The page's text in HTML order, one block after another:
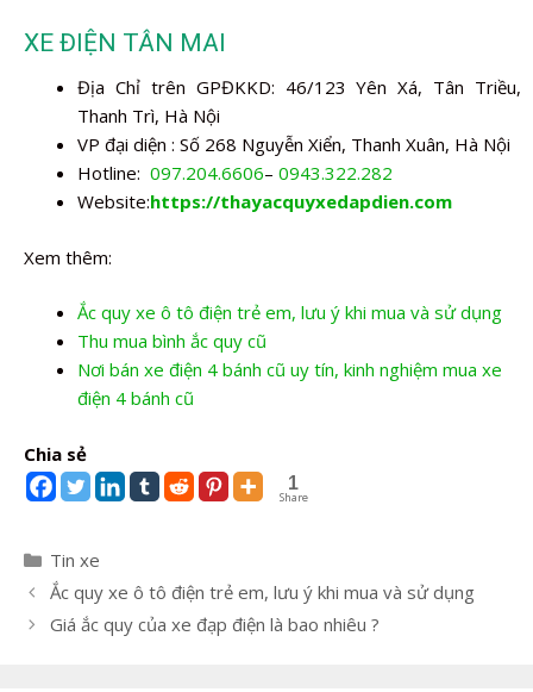
XE ĐIỆN TÂN MAI
Địa Chỉ trên GPĐKKD: 46/123 Yên Xá, Tân Triều,
Thanh Trì, Hà Nội
VP đại diện : Số 268 Nguyễn Xiển, Thanh Xuân, Hà Nội
Hotline: 097.204.6606– 0943.322.282
Website:https://thayacquyxedapdien.com
Xem thêm:
Ắc quy xe ô tô điện trẻ em, lưu ý khi mua và sử dụng
Thu mua bình ắc quy cũ
Nơi bán xe điện 4 bánh cũ uy tín, kinh nghiệm mua xe
điện 4 bánh cũ
Chia sẻ
1
Share
Danh
mục
Tin xe
Điều
hướng
Ắc quy xe ô tô điện trẻ em, lưu ý khi mua và sử dụng
Giá ắc quy của xe đạp điện là bao nhiêu ?